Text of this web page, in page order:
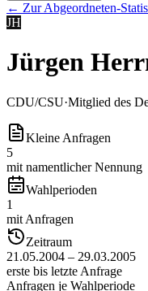
← Zur Abgeordneten-
JH
Jürgen
CDU/CSU·Mitglied des
Kleine Anfragen
5
mit namentlicher Nennung
Wahlperioden
1
mit Anfragen
Zeitraum
21.05.2004 – 29.03.2005
erste bis letzte Anfrage
Anfragen je Wahlperiode